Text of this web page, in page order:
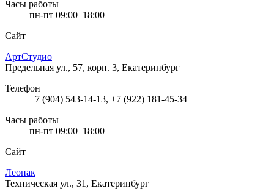
Часы работы
пн-пт 09:00–18:00
Сайт
АртСтудио
Предельная ул., 57, корп. 3, Екатеринбург
Телефон
+7 (904) 543-14-13, +7 (922) 181-45-34
Часы работы
пн-пт 09:00–18:00
Сайт
Леопак
Техническая ул., 31, Екатеринбург